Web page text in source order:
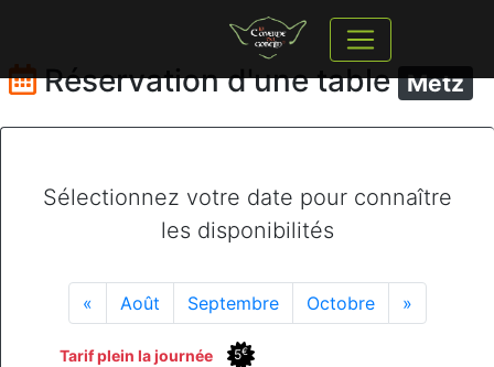
Réservation d'une table Metz
Sélectionnez votre date pour connaître
les disponibilités
« Août Septembre Octobre »
5€
Tarif plein la journée